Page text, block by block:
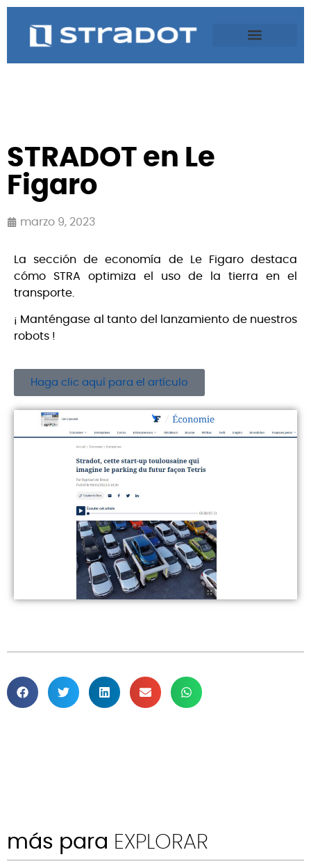
STRADOT en Le
Figaro
marzo 9, 2023
La sección de economía de Le Figaro destaca
cómo STRA optimiza el uso de la tierra en el
transporte.
¡ Manténgase al tanto del lanzamiento de nuestros
robots !
Haga clic aquí para el artículo
más para EXPLORAR